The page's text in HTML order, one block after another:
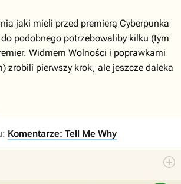
jaki mieli przed premierą Cyberpunka
podobnego potrzebowaliby kilku (tym
Widmem Wolności i poprawkami
zrobili pierwszy krok, ale jeszcze daleka
Komentarze: Tell Me Why